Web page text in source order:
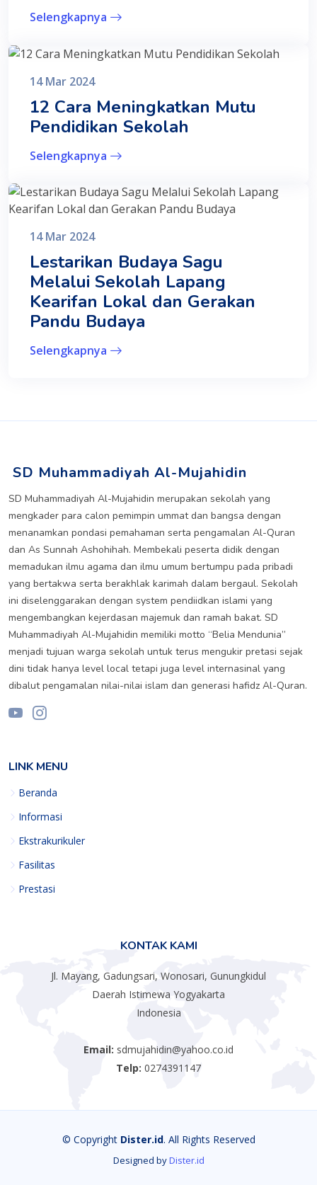
Selengkapnya
14 Mar 2024
12 Cara Meningkatkan Mutu
Pendidikan Sekolah
Selengkapnya
14 Mar 2024
Lestarikan Budaya Sagu
Melalui Sekolah Lapang
Kearifan Lokal dan Gerakan
Pandu Budaya
Selengkapnya
SD Muhammadiyah Al-Mujahidin
SD Muhammadiyah Al-Mujahidin merupakan sekolah yang
mengkader para calon pemimpin ummat dan bangsa dengan
menanamkan pondasi pemahaman serta pengamalan Al-Quran
dan As Sunnah Ashohihah. Membekali peserta didik dengan
memadukan ilmu agama dan ilmu umum bertumpu pada pribadi
yang bertakwa serta berakhlak karimah dalam bergaul. Sekolah
ini diselenggarakan dengan system pendiidkan islami yang
mengembangkan kejerdasan majemuk dan ramah bakat. SD
Muhammadiyah Al-Mujahidin memiliki motto “Belia Mendunia”
menjadi tujuan warga sekolah untuk terus mengukir pretasi sejak
dini tidak hanya level local tetapi juga level internasinal yang
dibalut pengamalan nilai-nilai islam dan generasi hafidz Al-Quran.
LINK MENU
Beranda
Informasi
Ekstrakurikuler
Fasilitas
Prestasi
KONTAK KAMI
Jl. Mayang, Gadungsari, Wonosari, Gunungkidul
Daerah Istimewa Yogyakarta
Indonesia
Email: sdmujahidin@yahoo.co.id
Telp: 0274391147
© Copyright Dister.id. All Rights Reserved
Designed byDister.id